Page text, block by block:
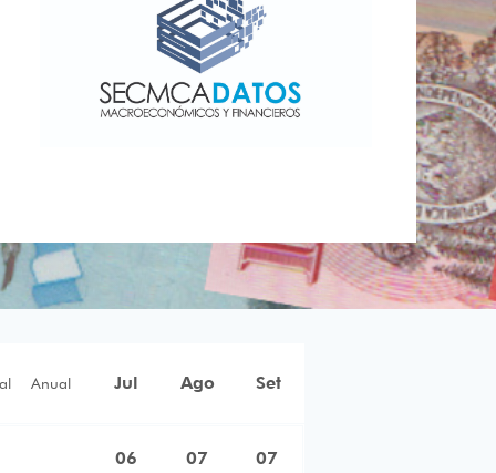
Anual Jul Ago Set
06 07 07